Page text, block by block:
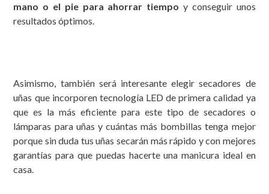
mano o el pie para ahorrar tiempo y conseguir unos
resultados óptimos.
Asimismo, también será interesante elegir secadores de
uñas que incorporen tecnología LED de primera calidad ya
que es la más eficiente para este tipo de secadores o
lámparas para uñas y cuántas más bombillas tenga mejor
porque sin duda tus uñas secarán más rápido y con mejores
garantías para que puedas hacerte una manicura ideal en
casa.